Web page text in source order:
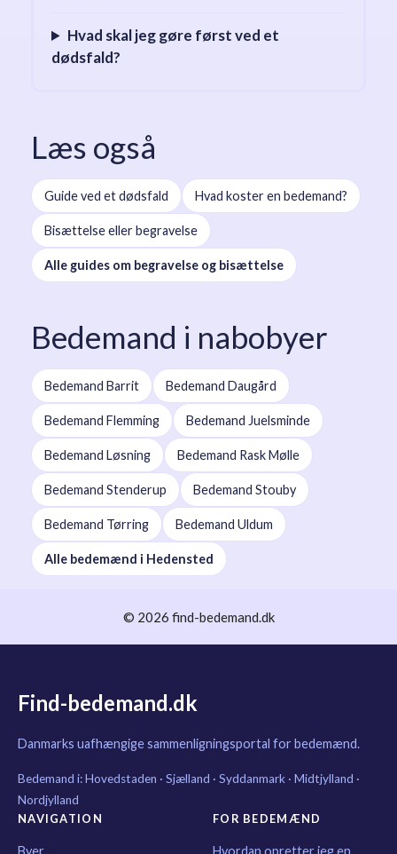
Hvad skal jeg gøre først ved et
dødsfald?
Læs også
Guide ved et dødsfald Hvad koster en bedemand?
Bisættelse eller begravelse
Alle guides om begravelse og bisættelse
Bedemand i nabobyer
Bedemand Barrit Bedemand Daugård
Bedemand Flemming Bedemand Juelsminde
Bedemand Løsning Bedemand Rask Mølle
Bedemand Stenderup Bedemand Stouby
Bedemand Tørring Bedemand Uldum
Alle bedemænd i Hedensted
© 2026 find-bedemand.dk
Find-bedemand.dk
Danmarks uafhængige sammenligningsportal for bedemænd.
Bedemand i:Hovedstaden · Sjælland · Syddanmark · Midtjylland ·
Nordjylland
NAVIGATION
Byer
FOR BEDEMÆND
Hvordan opretter jeg en